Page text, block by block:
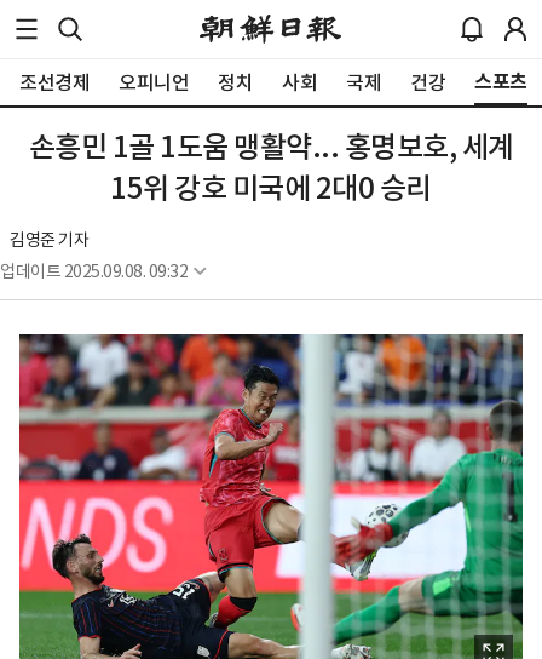
조선경제 오피니언 정치 사회 국제 건강 스포츠
손흥민 1골 1도움 맹활약... 홍명보호, 세계
15위 강호 미국에 2대0 승리
김영준 기자
업데이트 2025.09.08. 09:32